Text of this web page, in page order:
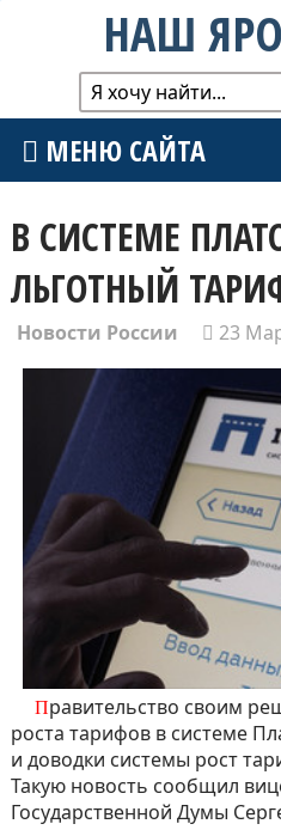
НАШ
МЕНЮ САЙТА
В СИСТЕМЕ
ЛЬГОТНЫЙ
Новости России 23
Правительство своим решением снизило темп
роста тарифов в системе
и доводки системы рост
Такую новость сообщил
Государственной Думы